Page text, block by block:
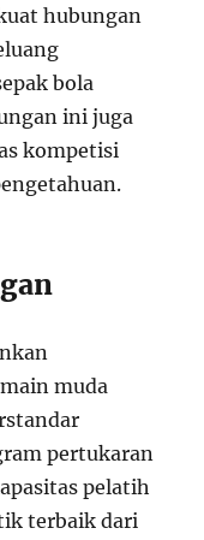
hubungan
bola
ini juga
kompetisi
muda
pertukaran
pelatih
terbaik dari